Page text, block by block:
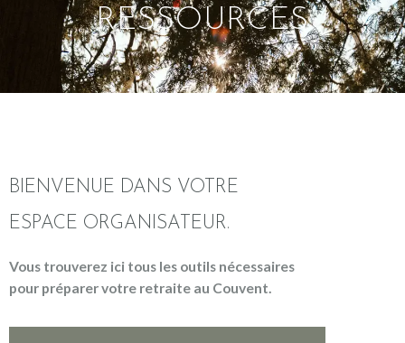
RESSOURCES
BIENVENUE DANS VOTRE
ESPACE ORGANISATEUR.
Vous trouverez ici tous les outils nécessaires
pour préparer votre retraite au Couvent.